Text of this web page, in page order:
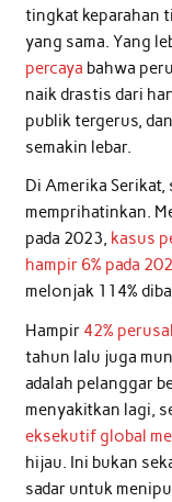
tingkat keparahan
yang sama. Yang
percaya bahwa
naik drastis dari
publik tergerus,
semakin lebar.
Di Amerika
memprihatinkan.
pada 2023, kasus
hampir 6% pada
melonjak 114%
Hampir 42%
tahun lalu juga
adalah pelanggar
menyakitkan lagi,
eksekutif global
hijau. Ini bukan
sadar untuk menipu.